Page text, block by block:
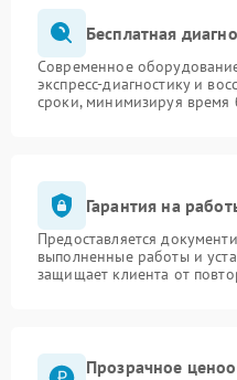
Бесплатная
Современное
экспресс-диагностику и
сроки, минимизируя время
Гарантия на
Предоставляется
выполненные работы и
защищает клиента от
Прозрачное